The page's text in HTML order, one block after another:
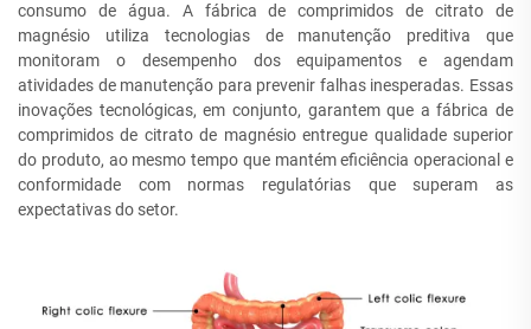
consumo de água. A fábrica de comprimidos de citrato de
magnésio utiliza tecnologias de manutenção preditiva que
monitoram o desempenho dos equipamentos e agendam
atividades de manutenção para prevenir falhas inesperadas. Essas
inovações tecnológicas, em conjunto, garantem que a fábrica de
comprimidos de citrato de magnésio entregue qualidade superior
do produto, ao mesmo tempo que mantém eficiência operacional e
conformidade com normas regulatórias que superam as
expectativas do setor.